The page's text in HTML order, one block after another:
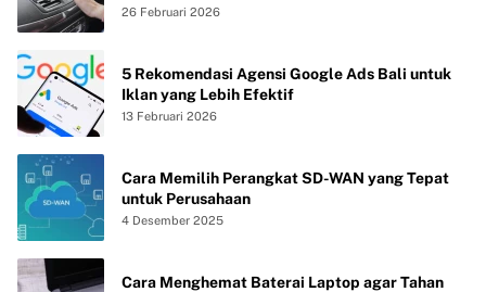
Freon agar AC Mobil Dingin Maksimal Tanpa
26 Februari 2026
5 Rekomendasi Agensi Google Ads Bali untuk
Iklan yang Lebih Efektif
13 Februari 2026
Cara Memilih Perangkat SD-WAN yang Tepat
untuk Perusahaan
4 Desember 2025
Cara Menghemat Baterai Laptop agar Tahan